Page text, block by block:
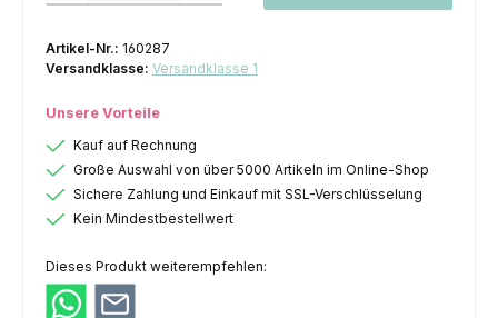
Artikel-Nr.: 160287
Versandklasse: Versandklasse 1
Unsere Vorteile
Kauf auf Rechnung
Große Auswahl von über 5000 Artikeln im Online-Shop
Sichere Zahlung und Einkauf mit SSL-Verschlüsselung
Kein Mindestbestellwert
Dieses Produkt weiterempfehlen: